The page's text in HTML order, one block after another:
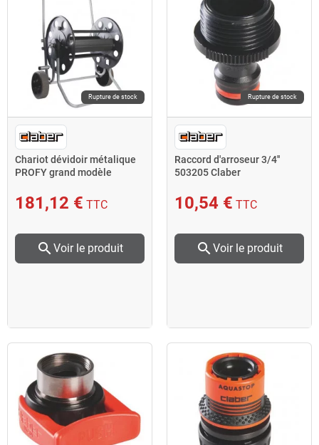
Rupture de stock
Chariot dévidoir métalique
PROFY grand modèle
181,12 € TTC
search Voir le produit
Rupture de stock
Raccord d'arroseur 3/4''
503205 Claber
10,54 € TTC
search Voir le produit